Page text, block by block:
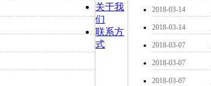
2018-03-14
2018-03-14
2018-03-07
2018-03-07
2018-03-07
关于我
们
联系方
式